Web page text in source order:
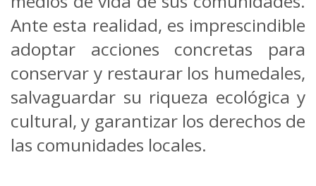
Ante esta realidad, es imprescindible
adoptar acciones concretas para
conservar y restaurar los humedales,
salvaguardar su riqueza ecológica y
cultural, y garantizar los derechos de
las comunidades locales.